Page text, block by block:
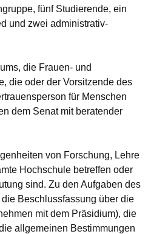
fünf Studierende, ein
und zwei administrativ-
die Frauen- und
die oder der Vorsitzende des
für Menschen
dem Senat mit beratender
von Forschung, Lehre
Hochschule betreffen oder
sind. Zu den Aufgaben des
Beschlussfassung über die
mit dem Präsidium), die
allgemeinen Bestimmungen